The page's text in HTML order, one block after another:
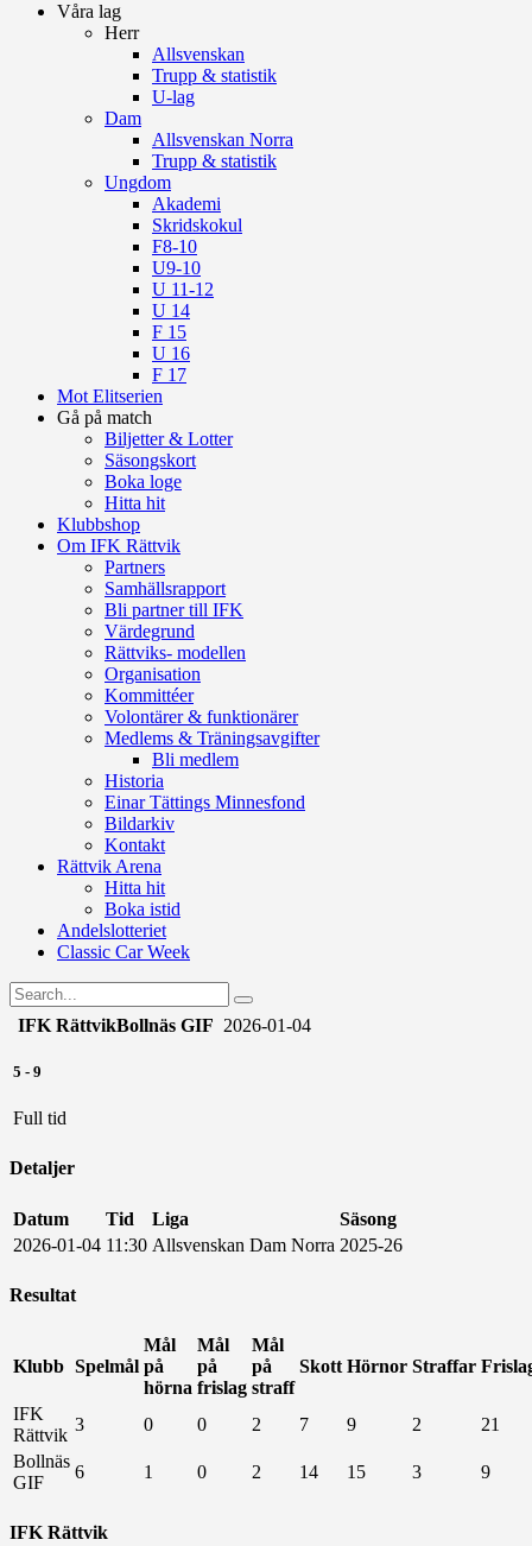
Våra lag
Herr
Allsvenskan
Trupp & statistik
U-lag
Dam
Allsvenskan Norra
Trupp & statistik
Ungdom
Akademi
Skridskokul
F8-10
U9-10
U 11-12
U 14
F 15
U 16
F 17
Mot Elitserien
Gå på match
Biljetter & Lotter
Säsongskort
Boka loge
Hitta hit
Klubbshop
Om IFK Rättvik
Partners
Samhällsrapport
Bli partner till IFK
Värdegrund
Rättviks- modellen
Organisation
Kommittéer
Volontärer & funktionärer
Medlems & Träningsavgifter
Bli medlem
Historia
Einar Tättings Minnesfond
Bildarkiv
Kontakt
Rättvik Arena
Hitta hit
Boka istid
Andelslotteriet
Classic Car Week
IFK RättvikBollnäs GIF 2026-01-04
5 - 9
Full tid
Detaljer
Datum Tid Liga
Säsong
2026-01-04 11:30 Allsvenskan Dam Norra 2025-26
Resultat
Klubb Spelmål
Mål
på
hörna
Mål
på
frislag
Mål
på
straff
Skott Hörnor Straffar
IFK
Rättvik
3 0 0 2 7 9 2
21
Bollnäs
GIF
6 1 0 2 14 15 3 9
IFK Rättvik